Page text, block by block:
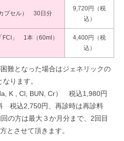
プセル） 30日分
9,720円（税
込）
FCI」 1本（60ml）
4,400円（税
込）
難となった場合はジェネリックの
ります。
K , Cl, BUN, Cr） 税込1,980円
税込2,750円、再診時は再診料
の方は最大３か月分まで、2回目
とさせて頂きます。